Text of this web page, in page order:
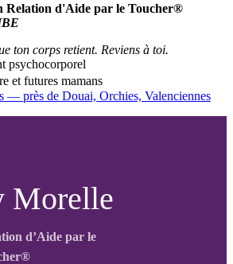
Relation d'Aide par le Toucher®
ton corps retient. Reviens à toi.
psychocorporel
et futures mamans
— près de Douai, Orchies, Valenciennes
Morelle
d’Aide par le